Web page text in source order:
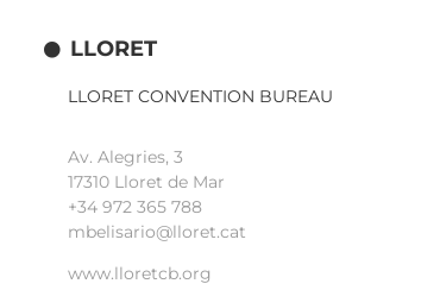
LLORET
LLORET CONVENTION BUREAU
Av. Alegries, 3
17310 Lloret de Mar
+34 972 365 788
mbelisario@lloret.cat
www.lloretcb.org